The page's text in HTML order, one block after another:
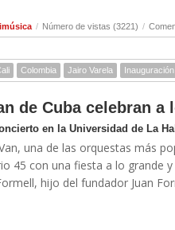
/ Número de vistas (3221) /
Colombia Jairo Varela Inauguración
de Cuba celebran a
en la Universidad de La
una de las orquestas más
45 con una fiesta a lo grande
hijo del fundador Juan